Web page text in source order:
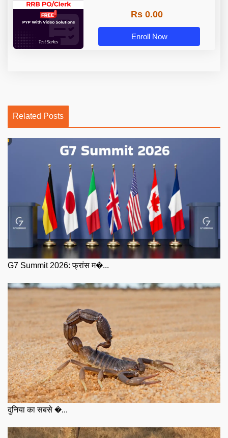
Rs 0.00
Enroll Now
Related Posts
G7 Summit 2026: फ्रांस म�...
दुनिया का सबसे �...